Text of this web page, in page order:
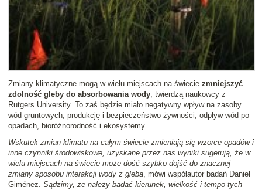
Zmiany klimatyczne mogą w wielu miejscach na świecie zmniejszyć
zdolność gleby do absorbowania wody, twierdzą naukowcy z
Rutgers University. To zaś będzie miało negatywny wpływ na zasoby
wód gruntowych, produkcję i bezpieczeństwo żywności, odpływ wód po
opadach, bioróżnorodność i ekosystemy.
Wskutek zmian klimatu na całym świecie zmieniają się wzorce opadów i
inne czynniki środowiskowe, uzyskane przez nas wyniki sugerują, że w
wielu miejscach na świecie może dość szybko dojść do znacznej
zmiany sposobu interakcji wody z glebą, mówi współautor badań Daniel
Giménez. Sądzimy, że należy badać kierunek, wielkość i tempo tych